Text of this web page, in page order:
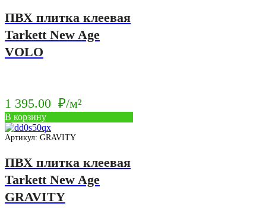
ПВХ плитка клеевая
Tarkett New Age
VOLO
1 395.00 ₽/м²
В корзину
Артикул: GRAVITY
ПВХ плитка клеевая
Tarkett New Age
GRAVITY